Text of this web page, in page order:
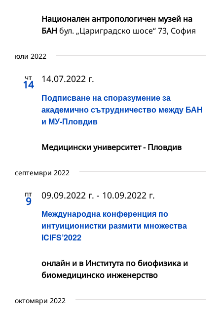
Национален антропологичен музей на
БАН бул. „Цариградско шосе“ 73, София
юли 2022
чт
14
Подписване на споразумение за
академично сътрудничество между БАН
и МУ-Пловдив
14.07.2022 г.
Медицински университет - Пловдив
септември 2022
пт
9
Международна конференция по
интуиционистки размити множества
ICIFS’2022
09.09.2022 г. - 10.09.2022 г.
онлайн и в Института по биофизика и
биомедицинско инженерство
октомври 2022